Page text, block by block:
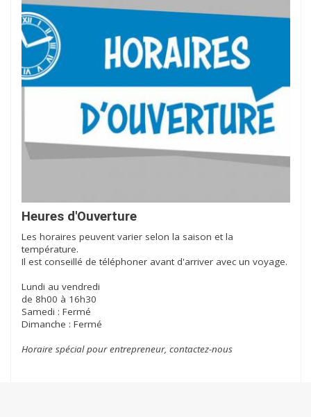
Heures d'Ouverture
Les horaires peuvent varier selon la saison et la
température.
Il est conseillé de téléphoner avant d'arriver avec un voyage.
Lundi au vendredi
de 8h00 à 16h30
Samedi : Fermé
Dimanche : Fermé
Horaire spécial pour entrepreneur, contactez-nous